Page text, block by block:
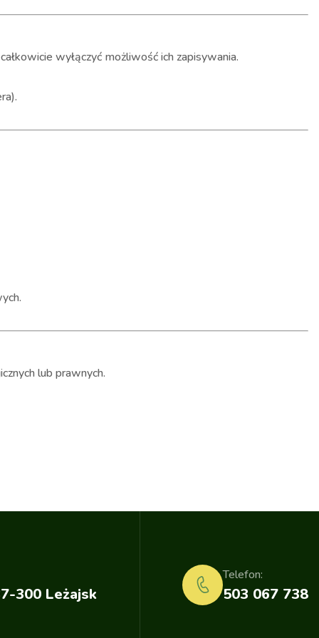
wyłączyć możliwość ich zapisywania.
lub prawnych.
300 Leżajsk 503 067 738
Telefon: